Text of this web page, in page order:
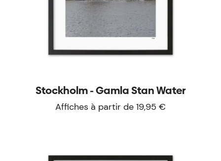
Stockholm - Gamla Stan Water
Affiches à partir de 19,95 €